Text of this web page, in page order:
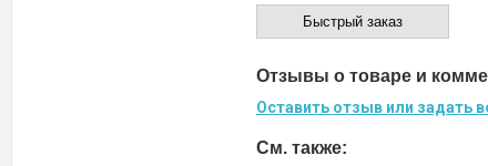
Быстрый заказ
Отзывы о товаре и
Оставить отзыв или задать
См. также: